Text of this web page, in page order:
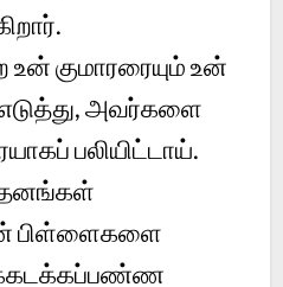
உன் குமாரரையும் உன்
அவர்களை
பலியிட்டாய்.
பிள்ளைகளை